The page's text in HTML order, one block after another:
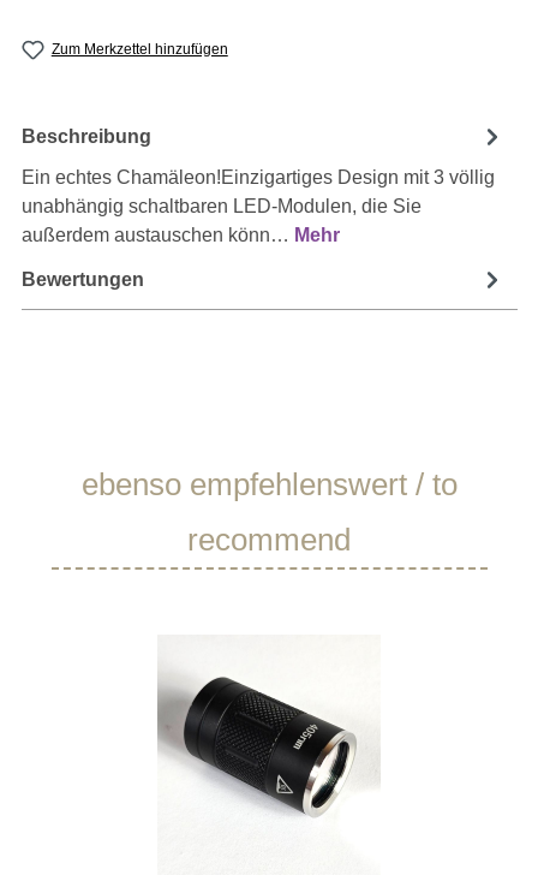
Zum Merkzettel hinzufügen
Beschreibung
Ein echtes Chamäleon!Einzigartiges Design mit 3 völlig
unabhängig schaltbaren LED-Modulen, die Sie
außerdem austauschen könn… Mehr
Bewertungen
Produktgalerie überspringen
ebenso empfehlenswert / to
recommend